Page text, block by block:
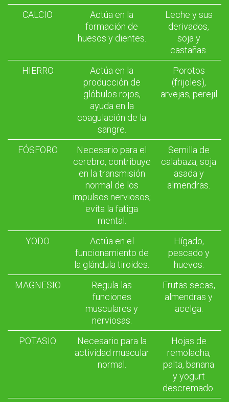
CALCIO
Actúa en la
formación de
huesos y dientes.
Leche y sus
derivados,
soja y
castañas.
HIERRO
Actúa en la
producción de
glóbulos rojos,
ayuda en la
coagulación de la
sangre.
Porotos
(frijoles),
arvejas, perejil
FÓSFORO
Necesario para el
cerebro, contribuye
en la transmisión
normal de los
impulsos nerviosos;
evita la fatiga
mental.
Semilla de
calabaza, soja
asada y
almendras.
YODO
Actúa en el
funcionamiento de
la glándula tiroides.
Hígado,
pescado y
huevos.
MAGNESIO
Regula las
funciones
musculares y
nerviosas.
Frutas secas,
almendras y
acelga.
POTASIO
Necesario para la
actividad muscular
normal.
Hojas de
remolacha,
palta, banana
y yogurt
descremado.